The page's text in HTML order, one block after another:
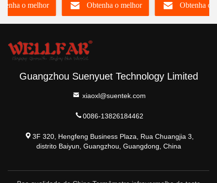
e dos objetos
o melhor
Obtenha o melhor
Display LCD
Obtenha o
Guangzhou Suenyuet Technology Limited
xiaoxl@suentek.com
0086-13826184462
3F 320, Hengfeng Business Plaza, Rua Chuangjia 3,
distrito Baiyun, Guangzhou, Guangdong, China